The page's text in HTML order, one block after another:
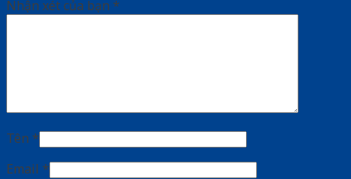
Nhận xét của bạn *
Tên *
Email *